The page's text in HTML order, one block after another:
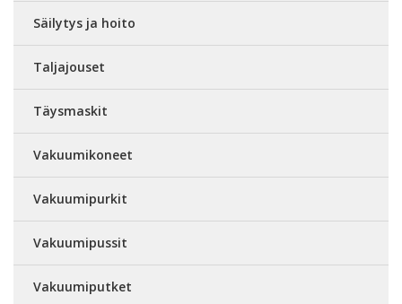
Säilytys ja hoito
Taljajouset
Täysmaskit
Vakuumikoneet
Vakuumipurkit
Vakuumipussit
Vakuumiputket